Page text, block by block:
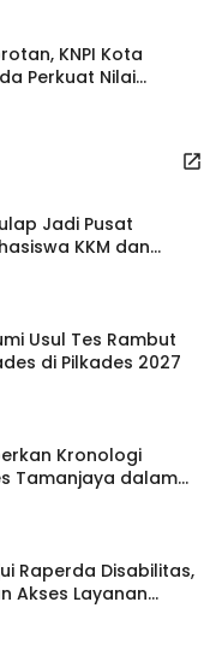
KNPI Kota
Perkuat Nilai
Jadi Pusat
KKM dan
Usul Tes Rambut
di Pilkades 2027
Kronologi
Tamanjaya dalam
Raperda Disabilitas,
Akses Layanan